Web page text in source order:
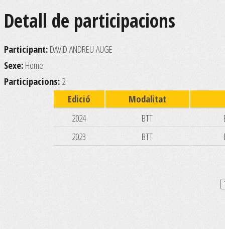
Detall de participacions
Participant: DAVID ANDREU AUGE
Sexe: Home
Participacions: 2
Edició
Modalitat
2024
BTT
2023
BTT